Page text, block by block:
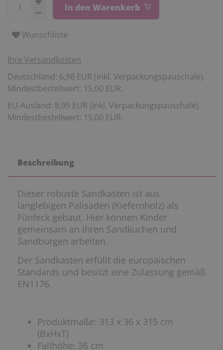
In den Warenkorb
Wunschliste
Ihre Versandkosten
Deutschland: 6,98 EUR (inkl. Verpackungspauschale).
Mindestbestellwert: 15,00 EUR.
EU-Ausland: 8,99 EUR (inkl. Verpackungspauschale).
Mindestbestellwert: 15,00 EUR.
Beschreibung
Dieser robuste Sandkasten ist aus
langlebigen Palisaden (Kiefernholz) als
Fünfeck gebaut. Hier können Kinder
gemeinsam an ihren Sandkuchen und
Sandburgen arbeiten.
Der Sandkasten erfüllt die europäischen
Standards und besitzt eine Zulassung gemäß
EN1176.
Produktmaße: 313 x 36 x 315 cm
(BxHxT)
Fallhöhe: 36 cm